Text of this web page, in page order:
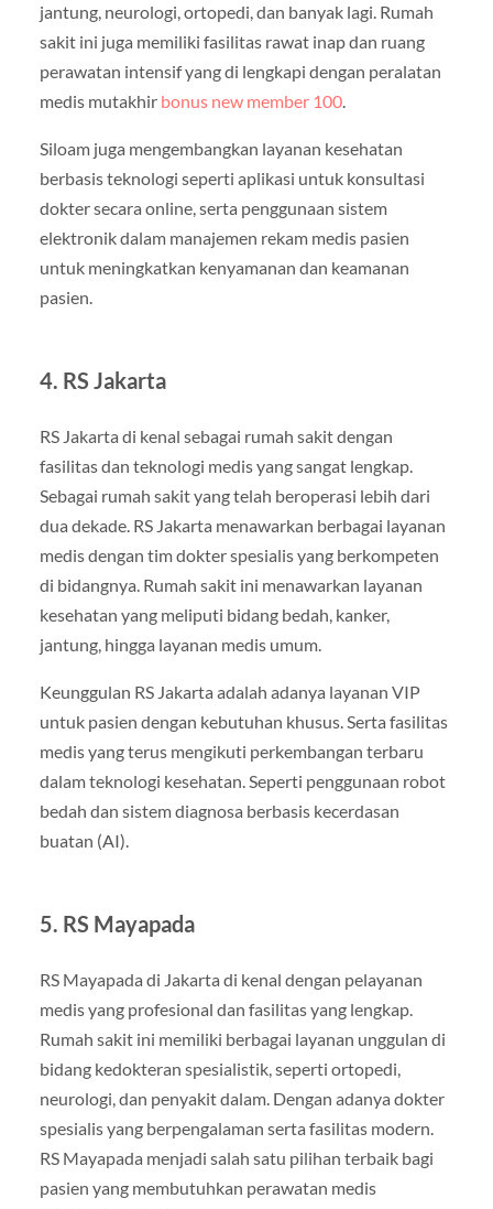
jantung, neurologi, ortopedi, dan banyak lagi. Rumah
sakit ini juga memiliki fasilitas rawat inap dan ruang
perawatan intensif yang di lengkapi dengan peralatan
medis mutakhir bonus new member 100.
Siloam juga mengembangkan layanan kesehatan
berbasis teknologi seperti aplikasi untuk konsultasi
dokter secara online, serta penggunaan sistem
elektronik dalam manajemen rekam medis pasien
untuk meningkatkan kenyamanan dan keamanan
pasien.
4. RS Jakarta
RS Jakarta di kenal sebagai rumah sakit dengan
fasilitas dan teknologi medis yang sangat lengkap.
Sebagai rumah sakit yang telah beroperasi lebih dari
dua dekade. RS Jakarta menawarkan berbagai layanan
medis dengan tim dokter spesialis yang berkompeten
di bidangnya. Rumah sakit ini menawarkan layanan
kesehatan yang meliputi bidang bedah, kanker,
jantung, hingga layanan medis umum.
Keunggulan RS Jakarta adalah adanya layanan VIP
untuk pasien dengan kebutuhan khusus. Serta fasilitas
medis yang terus mengikuti perkembangan terbaru
dalam teknologi kesehatan. Seperti penggunaan robot
bedah dan sistem diagnosa berbasis kecerdasan
buatan (AI).
5. RS Mayapada
RS Mayapada di Jakarta di kenal dengan pelayanan
medis yang profesional dan fasilitas yang lengkap.
Rumah sakit ini memiliki berbagai layanan unggulan di
bidang kedokteran spesialistik, seperti ortopedi,
neurologi, dan penyakit dalam. Dengan adanya dokter
spesialis yang berpengalaman serta fasilitas modern.
RS Mayapada menjadi salah satu pilihan terbaik bagi
pasien yang membutuhkan perawatan medis